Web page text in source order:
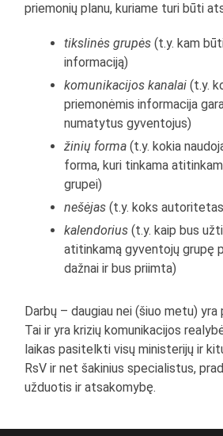
priemonių planu, kuriame turi būti
tikslinės grupės(t.y. kam
informaciją)
komunikacijos kanalai(t.y.
priemonėmis informacija
numatytus gyventojus)
žinių forma(t.y. kokia
forma, kuri tinkama
grupei)
nešėjas(t.y. koks
kalendorius(t.y. kaip bus
atitinkamą gyventojų grupę
dažnai ir bus priimta)
Darbų – daugiau nei (šiuo metu) yra
Tai ir yra krizių komunikacijos
laikas pasitelkti visų ministerijų ir
RsV ir net šakinius specialistus,
užduotis ir atsakomybę.